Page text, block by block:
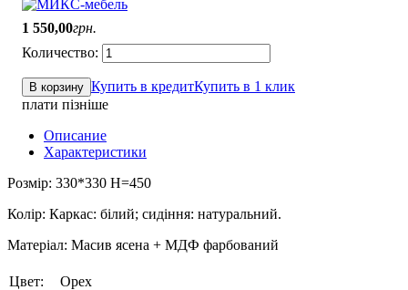
1 550,00грн.
В корзину Купить в кредитКупить в 1 клик
плати пізніше
Описание
Характеристики
Розмір: 330*330 H=450
Колір: Каркас: білий; сидіння: натуральний.
Матеріал: Масив ясена + МДФ фарбований
Цвет: Орех